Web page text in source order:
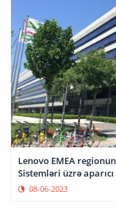
Lenovo EMEA
08-06-2023